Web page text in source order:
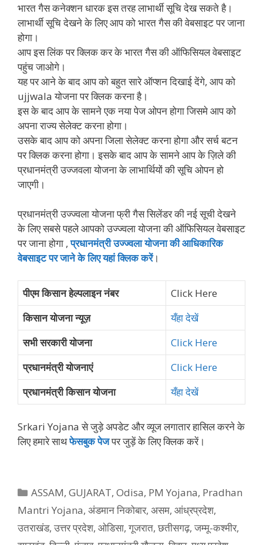
भारत गैस कनेक्शन धारक इस तरह लाभार्थी सूचि देख सकते है।
लाभार्थी सूचि देखने के लिए आप को भारत गैस की वेबसाइट पर जाना
होगा।
आप इस लिंक पर क्लिक कर के भारत गैस की ऑफिसियल वेबसाइट
पहुंच जाओगे।
यह पर आने के बाद आप को बहुत सारे ऑप्शन दिखाई देंगे, आप को
ujjwala योजना पर क्लिक करना है।
इस के बाद आप के सामने एक नया पेज ओपन होगा जिसमे आप को
अपना राज्य सेलेक्ट करना होगा।
उसके बाद आप को अपना जिला सेलेक्ट करना होगा और सर्च बटन
पर क्लिक करना होगा। इसके बाद आप के सामने आप के ज़िले की
प्रधानमंत्री उज्जवला योजना के लाभार्थियों की सूचि ओपन हो
जाएगी।
प्रधानमंत्री उज्ज्वला योजना फ्री गैस सिलेंडर की नई सूची देखने
के लिए सबसे पहले आपको उज्ज्वला योजना की ऑफिसियल वेबसाइट
पर जाना होगा ,प्रधानमंत्री उज्ज्वला योजना की आधिकारिक
वेबसाइट पर जाने के लिए यहां क्लिक करें।
पीएम किसान हेल्पलाइन नंबर
Click Here
किसान योजना न्यूज़
यँहा देखें
सभी सरकारी योजना
Click Here
प्रधानमंत्री योजनाएं
Click Here
प्रधानमंत्री किसान योजना
यँहा देखें
Srkari Yojana से जुड़े अपडेट और व्‍यूज लगातार हासिल करने के
लिए हमारे साथफेसबुक पेजपर जुड़ें के ल‍िए क्‍ल‍िक करें।
Categories
ASSAM,GUJARAT,Odisa, PM Yojana, Pradhan
Mantri Yojana, अंडमान निकोबार, असम, आंध्रप्रदेश,
उतराखंड, उत्तर प्रदेश, ओडिसा, गूजरात, छतीसगढ़, जम्मू-कश्मीर,